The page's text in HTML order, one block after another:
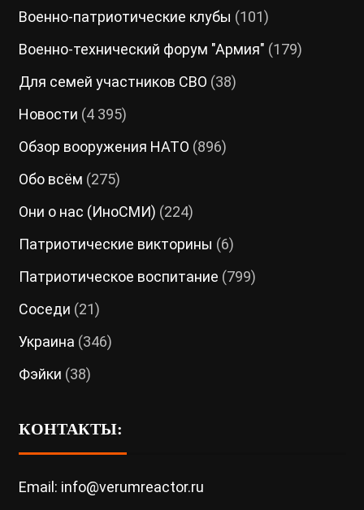
Военно-патриотические клубы (101)
Военно-технический форум "Армия" (179)
Для семей участников СВО (38)
Новости (4 395)
Обзор вооружения НАТО (896)
Обо всём (275)
Они о нас (ИноСМИ) (224)
Патриотические викторины (6)
Патриотическое воспитание (799)
Соседи (21)
Украина (346)
Фэйки (38)
КОНТАКТЫ:
Email: info@verumreactor.ru